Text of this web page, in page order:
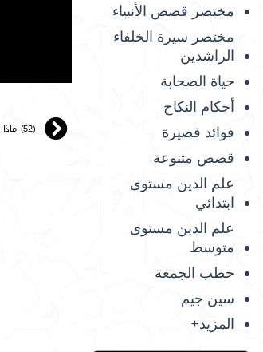
مختصر قصص الأنبياء
مختصر سيرة الخلفاء
الراشدين
حياة الصحابة
أحكام النكاح
فوائد قصيرة
قصص متنوعة
علم الدين مستوى
ابتدائي
علم الدين مستوى
متوسط
خطب الجمعة
سين جيم
المزيد+
(52) ماذا يسن أن يقول من سمع من يقيم الصلاة.